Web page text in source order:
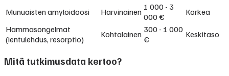
Munuaisten amyloidoosi Harvinainen 1 000 - 3
000 €
Korkea
Hammasongelmat
(ientulehdus, resorptio)
Kohtalainen 300 - 1 000
€
Keskitaso
Mitä tutkimusdata kertoo?